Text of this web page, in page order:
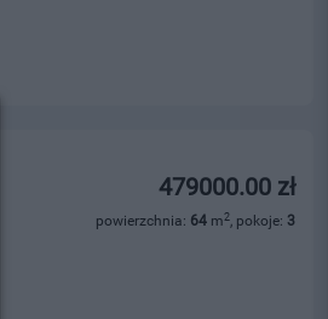
479000.00 zł
powierzchnia: 64 m2, pokoje: 3